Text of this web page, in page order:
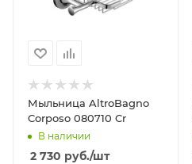
Мыльница AltroBagno
Corposo 080710 Cr
В наличии
2 730 руб./шт